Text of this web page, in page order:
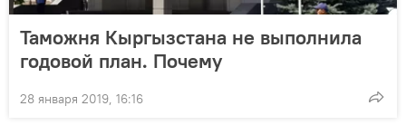
Таможня Кыргызстана не выполнила
годовой план. Почему
28 января 2019, 16:16